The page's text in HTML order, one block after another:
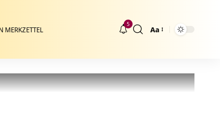
MERKZETTEL
5
Größenänderung
Aa